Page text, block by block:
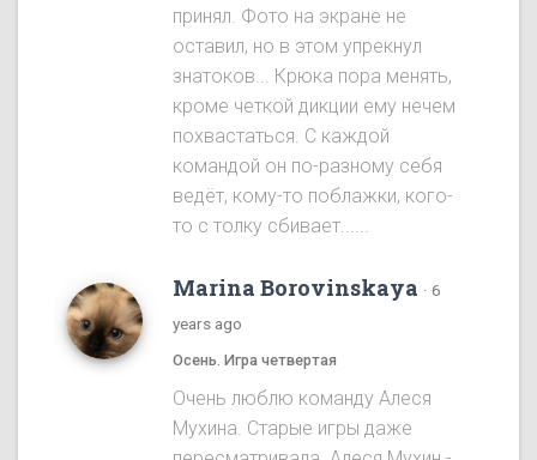
принял. Фото на экране не
оставил, но в этом упрекнул
знатоков... Крюка пора менять,
кроме четкой дикции ему нечем
похвастаться. С каждой
командой он по-разному себя
ведёт, кому-то поблажки, кого-
то с толку сбивает......
Marina Borovinskaya · 6
years ago
Осень. Игра четвертая
Oчень люблю команду Алеся
Мухина. Старые игры даже